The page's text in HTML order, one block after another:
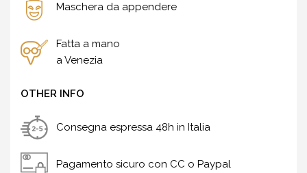
Maschera da appendere
Fatta a mano
a Venezia
OTHER INFO
Consegna espressa 48h in Italia
Pagamento sicuro con CC o Paypal